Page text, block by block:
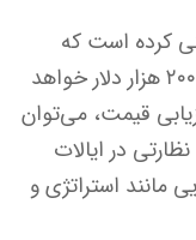
کرده است که
قیمت بیت کوین تا پایان ماه ژانویه به ۲۰۰ هزار دلار خواهد
قیمت، می‌توان
در ایالات
مانند استراتژی و